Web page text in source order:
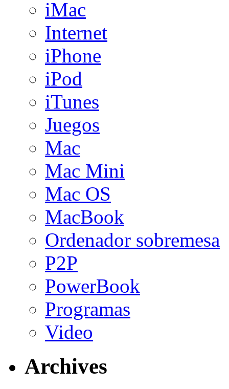
iMac
Internet
iPhone
iPod
iTunes
Juegos
Mac
Mac Mini
Mac OS
MacBook
Ordenador sobremesa
P2P
PowerBook
Programas
Video
Archives